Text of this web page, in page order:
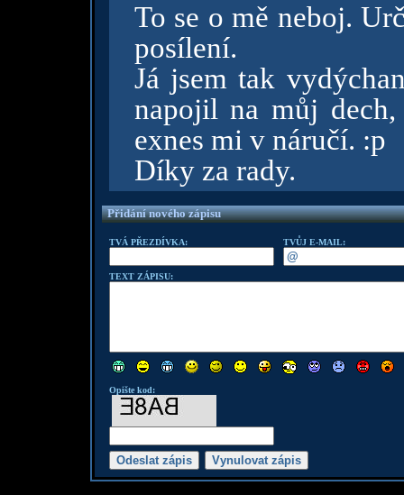
To se o mě neboj.
posílení.
Já jsem tak
napojil na můj
exnes mi v náručí. :p
Díky za rady.
Přidání nového zápisu
TVÁ PŘEZDÍVKA: TVŮJ E-MAIL:
TEXT ZÁPISU:
Opište kod: